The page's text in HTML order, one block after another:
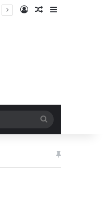
EntrarArtigo aleatório
por